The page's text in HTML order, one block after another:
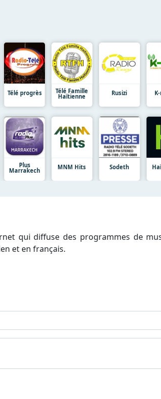
Télé progrès Télé Famille
Haïtienne Rusizi
Plus
Marrakech MNM Hits Sodeth
qui diffuse des programmes de
et en français.